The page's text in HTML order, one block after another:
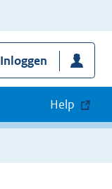
Inloggen
Help